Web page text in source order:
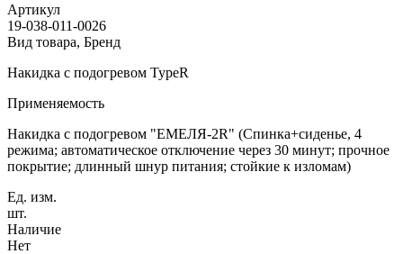
Артикул
19-038-011-0026
Вид товара, Бренд
Накидка с подогревом TypeR
Применяемость
Накидка с подогревом "ЕМЕЛЯ-2R" (Спинка+сиденье, 4
режима; автоматическое отключение через 30 минут; прочное
покрытие; длинный шнур питания; стойкие к изломам)
Ед. изм.
шт.
Наличие
Нет